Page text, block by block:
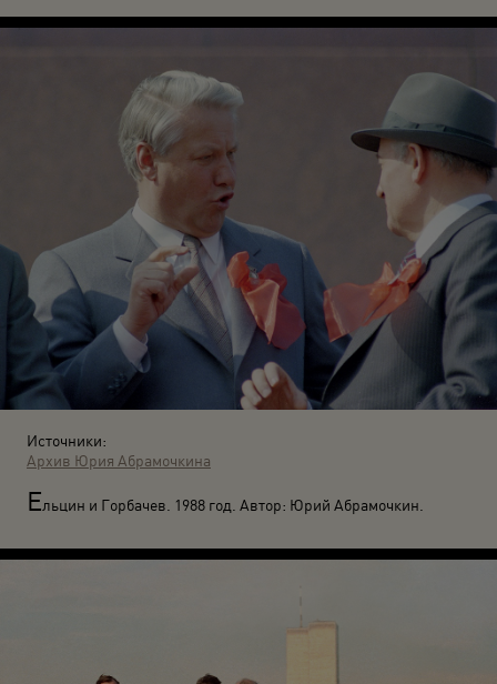
Источники:
Архив Юрия Абрамочкина
Ельцин и Горбачев. 1988 год. Автор: Юрий Абрамочкин.